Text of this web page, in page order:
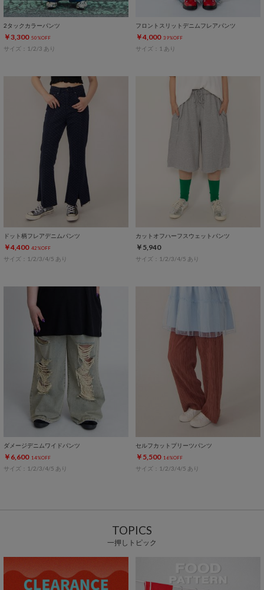
2タックカラーパンツ
￥3,300 50%OFF
サイズ：1/2/3 あり
フロントスリットデニムフレアパンツ
￥4,000 39%OFF
サイズ：1 あり
ドット柄フレアデニムパンツ
￥4,400 42%OFF
サイズ：1/2/3/4/5 あり
カットオフハーフスウェットパンツ
￥5,940
サイズ：1/2/3/4/5 あり
ダメージデニムワイドパンツ
￥6,600 14%OFF
サイズ：1/2/3/4/5 あり
セルフカットプリーツパンツ
￥5,500 16%OFF
サイズ：1/2/3/4/5 あり
TOPICS
一押しトピック